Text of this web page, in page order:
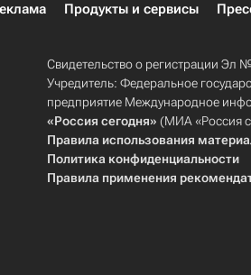
Продукты и сервисы
Свидетельство о регистрации
Учредитель: Федеральное
предприятие Международное
«Россия сегодня» (МИА «Россия
Правила использования
Политика конфиденциальности
Правила применения